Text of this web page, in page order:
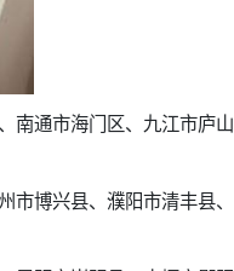
南通市海门区、九江市庐山
博兴县、濮阳市清丰县、